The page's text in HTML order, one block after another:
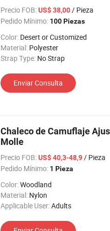
Precio FOB:US$ 38,00/ Pieza
Pedido Mínimo: 100 Piezas
Color: Desert or Customized
Material: Polyester
Strap Type: No Strap
Enviar Consulta
Chaleco de Camuflaje
Molle
Precio FOB:US$ 40,3-48,9/ Pieza
Pedido Mínimo: 1 Pieza
Color:Woodland
Material: Nylon
Applicable User:Adults